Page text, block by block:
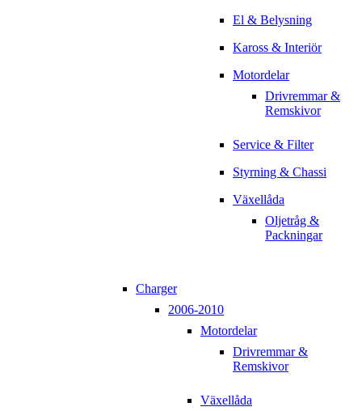
El & Belysning
Kaross & Interiör
Motordelar
Drivremmar &
Remskivor
Service & Filter
Styrning & Chassi
Växellåda
Oljetråg &
Packningar
Charger
2006-2010
Motordelar
Drivremmar &
Remskivor
Växellåda